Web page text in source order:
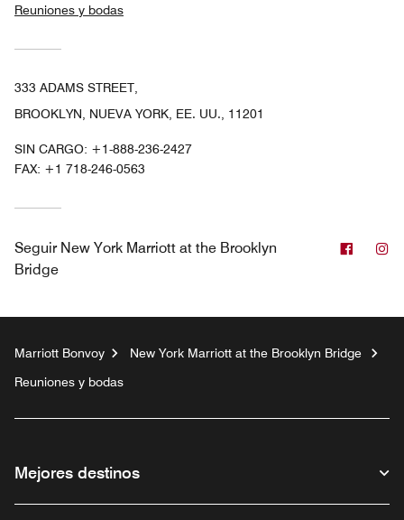
Reuniones y bodas
333 ADAMS STREET,
BROOKLYN, NUEVA YORK, EE. UU., 11201
SIN CARGO: +1-888-236-2427
FAX: +1 718-246-0563
Seguir New York Marriott at the Brooklyn
Bridge
Marriott Bonvoy
New York Marriott at the Brooklyn Bridge
Reuniones y bodas
Mejores destinos